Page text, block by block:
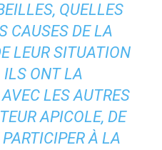
QUELLES
CAUSES DE LA
LEUR SITUATION
ILS ONT LA
LES AUTRES
APICOLE, DE
À LA